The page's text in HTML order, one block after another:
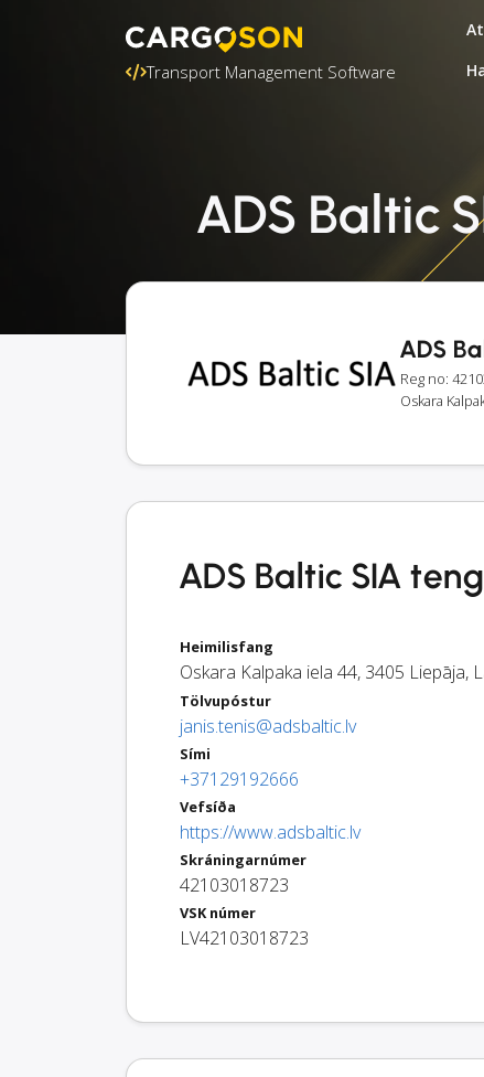
Transport Management Software
ADS Baltic
ADS
Reg no:
Oskara
ADS Baltic SIA
Heimilisfang
Oskara Kalpaka iela 44, 3405 Liepāja,
Tölvupóstur
janis.tenis@adsbaltic.lv
Sími
+37129192666
Vefsíða
https://www.adsbaltic.lv
Skráningarnúmer
42103018723
VSK númer
LV42103018723